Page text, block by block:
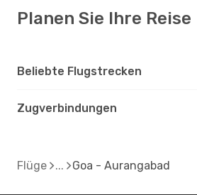
Planen Sie Ihre Reise
Beliebte Flugstrecken
Zugverbindungen
Flüge Goa - Aurangabad